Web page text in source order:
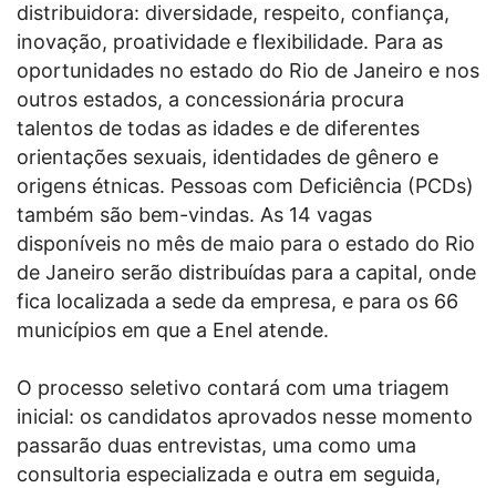
distribuidora: diversidade, respeito, confiança,
inovação, proatividade e flexibilidade. Para as
oportunidades no estado do Rio de Janeiro e nos
outros estados, a concessionária procura
talentos de todas as idades e de diferentes
orientações sexuais, identidades de gênero e
origens étnicas. Pessoas com Deficiência (PCDs)
também são bem-vindas. As 14 vagas
disponíveis no mês de maio para o estado do Rio
de Janeiro serão distribuídas para a capital, onde
fica localizada a sede da empresa, e para os 66
municípios em que a Enel atende.
O processo seletivo contará com uma triagem
inicial: os candidatos aprovados nesse momento
passarão duas entrevistas, uma como uma
consultoria especializada e outra em seguida,